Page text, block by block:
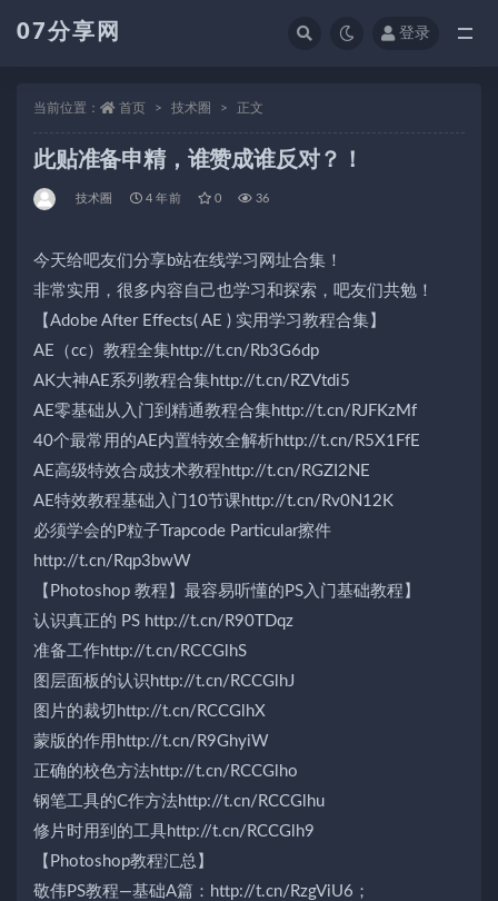
07分享网 登录
当前位置： 首页 技术圈 正文
此贴准备申精，谁赞成谁反对？！
技术圈 4 年前 0 36
今天给吧友们分享b站在线学习网址合集！
非常实用，很多内容自己也学习和探索，吧友们共勉！
【Adobe After Effects( AE ) 实用学习教程合集】
AE（cc）教程全集http://t.cn/Rb3G6dp
AK大神AE系列教程合集http://t.cn/RZVtdi5
AE零基础从入门到精通教程合集http://t.cn/RJFKzMf
40个最常用的AE内置特效全解析http://t.cn/R5X1FfE
AE高级特效合成技术教程http://t.cn/RGZI2NE
AE特效教程基础入门10节课http://t.cn/Rv0N12K
必须学会的P粒子Trapcode Particular擦件
http://t.cn/Rqp3bwW
【Photoshop 教程】最容易听懂的PS入门基础教程】
认识真正的 PS http://t.cn/R90TDqz
准备工作http://t.cn/RCCGlhS
图层面板的认识http://t.cn/RCCGlhJ
图片的裁切http://t.cn/RCCGlhX
蒙版的作用http://t.cn/R9GhyiW
正确的校色方法http://t.cn/RCCGlho
钢笔工具的C作方法http://t.cn/RCCGlhu
修片时用到的工具http://t.cn/RCCGlh9
【Photoshop教程汇总】
敬伟PS教程—基础A篇：http://t.cn/RzgViU6；